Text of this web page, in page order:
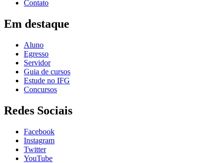
Contato
Em destaque
Aluno
Egresso
Servidor
Guia de cursos
Estude no IFG
Concursos
Redes Sociais
Facebook
Instagram
Twitter
YouTube